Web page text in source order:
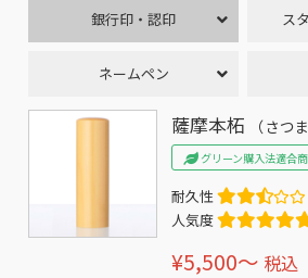
銀行印・認印 ス
ネームペン
薩摩本柘 （さつ
グリーン購入法適合
耐久性
人気度
¥5,500〜 税込